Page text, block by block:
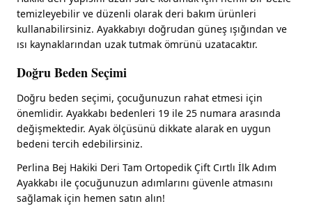
temizleyebilir ve düzenli olarak deri bakım ürünleri
kullanabilirsiniz. Ayakkabıyı doğrudan güneş ışığından ve
ısı kaynaklarından uzak tutmak ömrünü uzatacaktır.
Doğru Beden Seçimi
Doğru beden seçimi, çocuğunuzun rahat etmesi için
önemlidir. Ayakkabı bedenleri 19 ile 25 numara arasında
değişmektedir. Ayak ölçüsünü dikkate alarak en uygun
bedeni tercih edebilirsiniz.
Perlina Bej Hakiki Deri Tam Ortopedik Çift Cırtlı İlk Adım
Ayakkabı ile çocuğunuzun adımlarını güvenle atmasını
sağlamak için hemen satın alın!